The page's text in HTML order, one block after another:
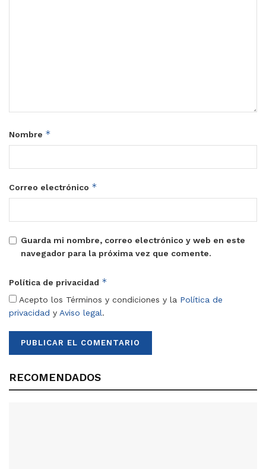
Nombre *
Correo electrónico *
Guarda mi nombre, correo electrónico y web en este
navegador para la próxima vez que comente.
Política de privacidad *
Acepto los Términos y condiciones y la Política de
privacidad y Aviso legal.
RECOMENDADOS